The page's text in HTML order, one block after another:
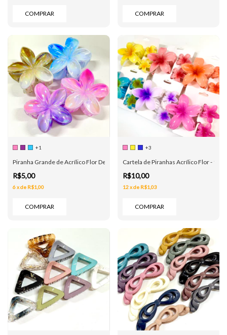
COMPRAR COMPRAR
+1
Piranha Grande de Acrílico Flor Degradê Metalizada - 4 Cores
R$5,00
6xde R$1,00
COMPRAR
+3
Cartela de Piranhas Acrílico Flor - 1
R$10,00
12 xde R$1,03
COMPRAR